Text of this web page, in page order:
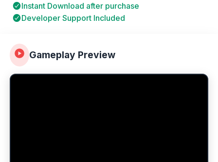
Gameplay Preview
Instant Download after purchase
Developer Support Included